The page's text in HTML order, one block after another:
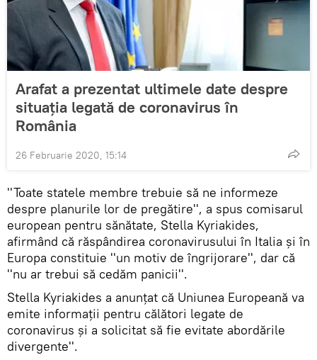
Arafat a prezentat ultimele date despre
situația legată de coronavirus în
România
26 Februarie 2020, 15:14
''Toate statele membre trebuie să ne informeze
despre planurile lor de pregătire'', a spus comisarul
european pentru sănătate, Stella Kyriakides,
afirmând că răspândirea coronavirusului în Italia şi în
Europa constituie ''un motiv de îngrijorare'', dar că
''nu ar trebui să cedăm panicii''.
Stella Kyriakides a anunţat că Uniunea Europeană va
emite informaţii pentru călători legate de
coronavirus și a solicitat să fie evitate abordările
divergente''.